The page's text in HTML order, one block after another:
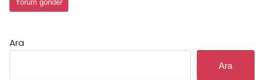
Ara
Ara